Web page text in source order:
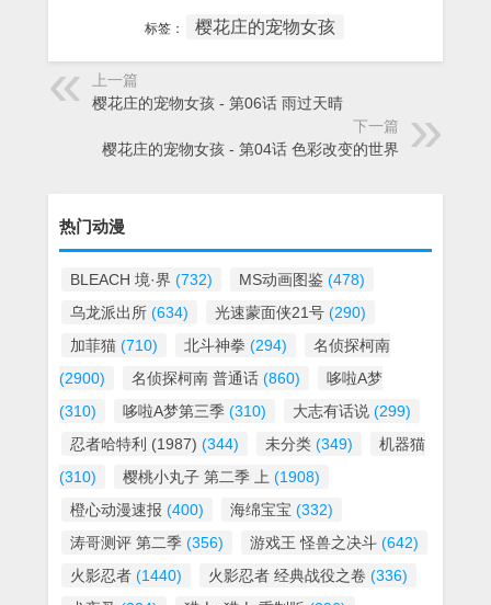
标签： 樱花庄的宠物女孩
上一篇
樱花庄的宠物女孩 - 第06话 雨过天晴
下一篇
樱花庄的宠物女孩 - 第04话 色彩改变的世界
热门动漫
BLEACH 境·界 (732) MS动画图鉴 (478)
乌龙派出所 (634) 光速蒙面侠21号 (290)
加菲猫 (710) 北斗神拳 (294)
名侦探柯南
(2900)
名侦探柯南 普通话 (860)
哆啦A梦
(310)
哆啦A梦第三季 (310) 大志有话说 (299)
忍者哈特利 (1987) (344) 未分类 (349)
机器猫
(310)
樱桃小丸子 第二季 上 (1908)
橙心动漫速报 (400) 海绵宝宝 (332)
涛哥测评 第二季 (356) 游戏王 怪兽之决斗 (642)
火影忍者 (1440) 火影忍者 经典战役之卷 (336)